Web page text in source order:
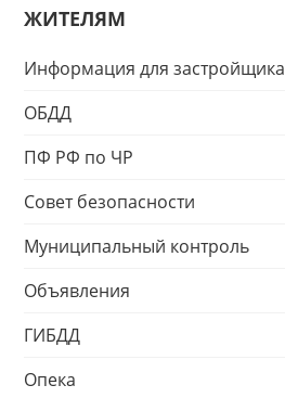
ЖИТЕЛЯМ
Информация для застройщика
ОБДД
ПФ РФ по ЧР
Совет безопасности
Муниципальный контроль
Объявления
ГИБДД
Опека